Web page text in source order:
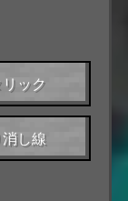
ック
し線